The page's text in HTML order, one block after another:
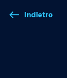
west Indietro